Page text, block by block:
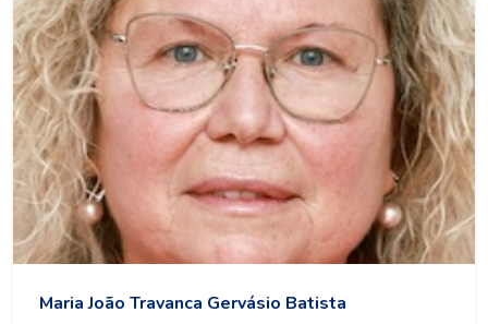
Maria João Travanca Gervásio Batista